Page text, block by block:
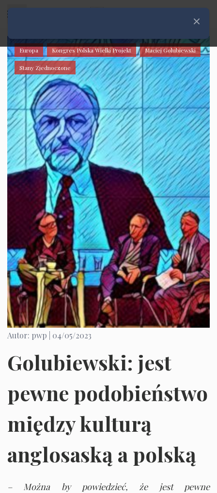
Europa Kongres Polska Wielki Projekt Maciej Golubiewski
Stany Zjednoczone
Autor: pwp | 04/05/2023
Golubiewski: jest
pewne podobieństwo
między kulturą
anglosaską a polską
– Można by powiedzieć, że jest pewne
Zamknij